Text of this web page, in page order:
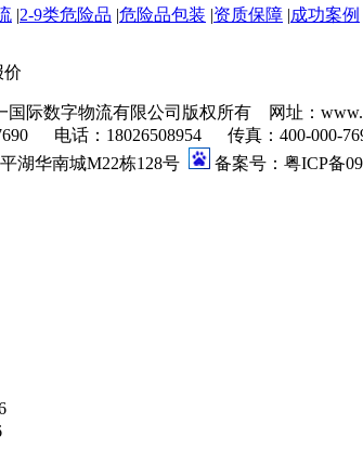
|2-9类危险品 |危险品包装 |资质保障 |成功案例
价
际数字物流有限公司版权所有 网址：
电话：18026508954 传真：400-000-
湖华南城M22栋128号
备案号：粤ICP备